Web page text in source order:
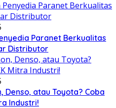
Paranet Berkualitas
Distributor
Denso, atau Toyota? Coba
Industri!